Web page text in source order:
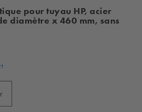
pour tuyau HP, acier
diamètre x 460 mm, sans